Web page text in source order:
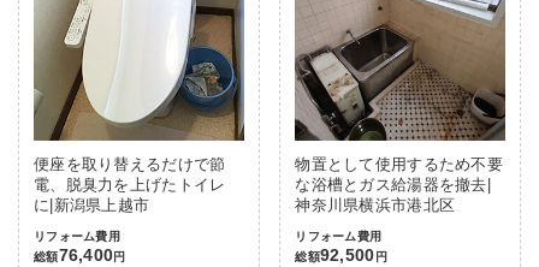
便座を取り替えるだけで節
電、脱臭力を上げたトイレ
に|新潟県上越市
リフォーム費用
総額76,400円
物置として使用するため不要
な浴槽とガス給湯器を撤去|
神奈川県横浜市港北区
リフォーム費用
総額92,500 円